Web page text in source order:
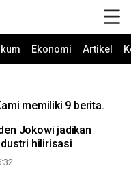
Ekonomi Artikel
memiliki 9 berita.
hilirisasi